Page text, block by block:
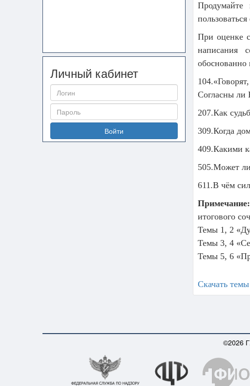
Личный кабинет
Войти
Продумайте
При оценке
написания
обоснованно
Согласны
207.Как
309.Когда
409.Какими
505.Может
611.В чём
Примечание:
итогового
Темы 1, 2
Темы 3, 4
Темы 5, 6
Скачать темы
©2026